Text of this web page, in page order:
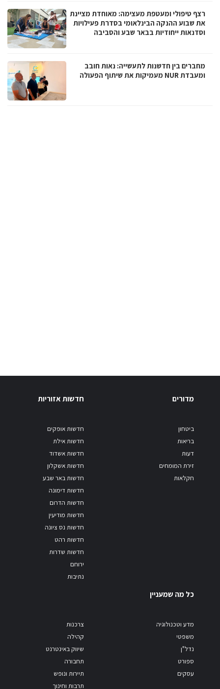
רצף טיפולי ומעטפת מעצימה: מאוחדת מציינת
את שבוע ההנקה הבינלאומי בסדרת פעילויות
וסדנאות ייחודיות בבאר שבע והסביבה
מחברים בין חדשנות לתעשייה: נאות חובב
ומעבדת NUR מעמיקות את שיתוף הפעולה
מדורים
ביטחון
בריאות
דעות
זירת המומחים
חקלאות
חדשות אזוריות
חדשות אופקים
חדשות אילת
חדשות אשדוד
חדשות אשקלון
חדשות באר שבע
חדשות דימונה
חדשות הדרום
חדשות מודיעין
חדשות נס ציונה
חדשות רהט
חדשות שדרות
ירוחם
נתיבות
כל מה שמעניין
מדע וטכנולוגיה
משפטי
נדל"ן
ספורט
עסקים
צרכנות
קהילה
שיווק באינטרנט
תחבורה
תיירות ונופש
תרבות וחינוך